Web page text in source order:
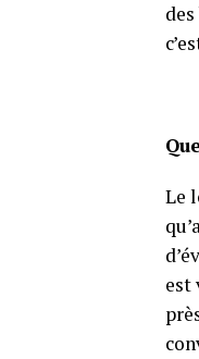
Le
est